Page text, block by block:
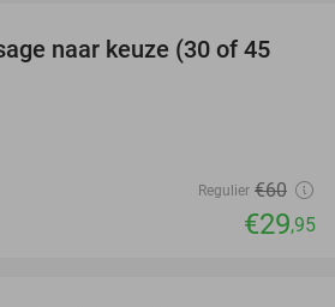
50%
naar keuze (30 of 45
Regulier €60
€29,95